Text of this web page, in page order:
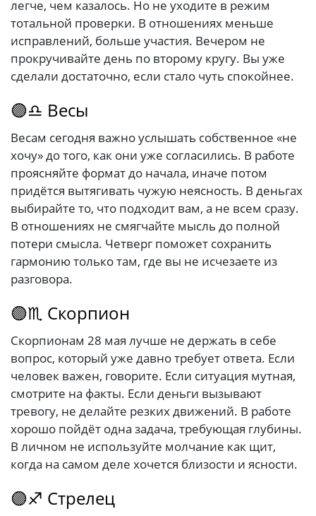
легче, чем казалось. Но не уходите в режим
тотальной проверки. В отношениях меньше
исправлений, больше участия. Вечером не
прокручивайте день по второму кругу. Вы уже
сделали достаточно, если стало чуть спокойнее.
🟣♎ Весы
Весам сегодня важно услышать собственное «не
хочу» до того, как они уже согласились. В работе
проясняйте формат до начала, иначе потом
придётся вытягивать чужую неясность. В деньгах
выбирайте то, что подходит вам, а не всем сразу.
В отношениях не смягчайте мысль до полной
потери смысла. Четверг поможет сохранить
гармонию только там, где вы не исчезаете из
разговора.
🟣♏ Скорпион
Скорпионам 28 мая лучше не держать в себе
вопрос, который уже давно требует ответа. Если
человек важен, говорите. Если ситуация мутная,
смотрите на факты. Если деньги вызывают
тревогу, не делайте резких движений. В работе
хорошо пойдёт одна задача, требующая глубины.
В личном не используйте молчание как щит,
когда на самом деле хочется близости и ясности.
🟣♐ Стрелец